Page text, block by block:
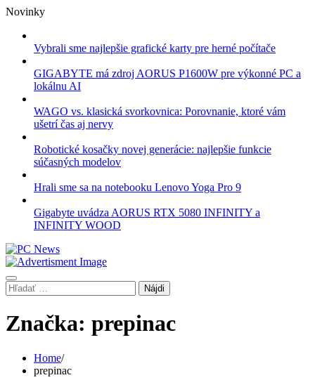
Skip
content
Novinky
Vybrali sme najlepšie grafické karty pre herné počítače
GIGABYTE má zdroj AORUS P1600W pre výkonné PC a
lokálnu AI
WAGO vs. klasická svorkovnica: Porovnanie, ktoré vám
ušetrí čas aj nervy
Robotické kosačky novej generácie: najlepšie funkcie
súčasných modelov
Hrali sme sa na notebooku Lenovo Yoga Pro 9
Gigabyte uvádza AORUS RTX 5080 INFINITY a
INFINITY WOOD
Hľadať:
Značka: prepinac
Home
prepinac